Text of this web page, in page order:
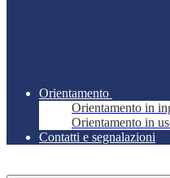
Orientamento
Orientamento in
Orientamento in
Contatti e segnalazioni